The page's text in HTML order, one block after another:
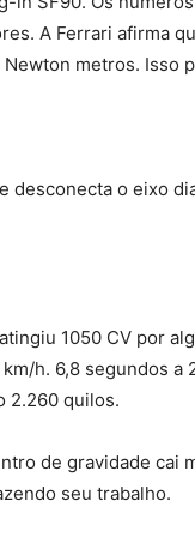
A Ferrari afirma
metros. Isso
desconecta o eixo
1050 CV por
h. 6,8 segundos a
2.260 quilos.
de gravidade cai
seu trabalho.